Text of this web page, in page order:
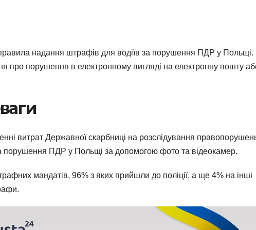
надання штрафів для водіїв за порушення ПДР у Польщі.
про порушення в електронному вигляді на електронну пошту
витрат Державної скарбниці на розслідування
порушення ПДР у Польщі за допомогою фото та відеокамер.
мандатів, 96% з яких прийшли до поліції, а ще 4% на інші